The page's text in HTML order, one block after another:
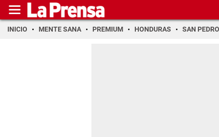
INICIO MENTE SANA PREMIUM HONDURAS SAN PEDRO